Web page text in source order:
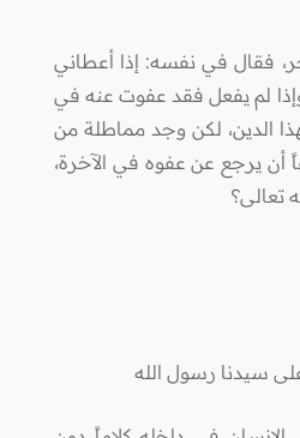
فقال في نفسه: إذا أعطاني
لم يفعل فقد عفوت عنه في
الدين، لكن وجد مماطلة من
أن يرجع عن عفوه في الآخرة،
تعالى؟
سيدنا رسول الله